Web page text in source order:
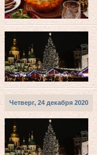
Четверг, 24 декабря 2020